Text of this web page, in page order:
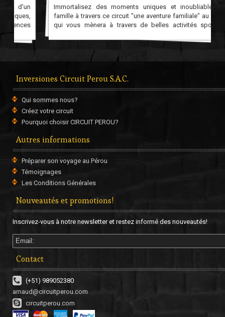
Immortalisez des moments uniques et inoubliables en
famille à travers ce circuit "une aventure familiale" au Pérou
qui vous mènera à travers de belles activités sportives
jusqu'au Machu Picchu!
Inversiones Circuit Perou S.A.C.
Qui sommes nous?
Créez votre circuit
Pourquoi choisir CIRCUIT PEROU?
Autres informations
Préparer son voyage au Pérou
Témoignages
Les Conditions Générales
Nouveautés et promotions!
Inscrivez-vous à notre newsletter et restez informé des nouveautés!
Contact
(+51) 989052380
arnaud@circuitperou.com
circuitperou.com